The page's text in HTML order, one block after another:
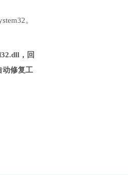
。
，回
动修复工